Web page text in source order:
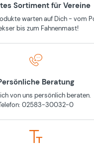
Sortiment für Vereine
warten auf Dich - vom
bis zum Fahnenmast!
Beratung
von uns persönlich beraten.
02583-30032-0